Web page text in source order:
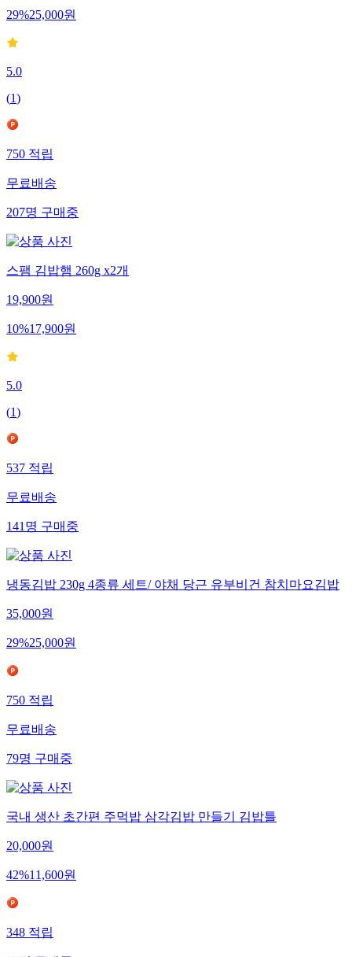
29%25,000원
5.0
(1)
750적립
무료배송
207명구매중
스팸 김밥햄 260g x2개
19,900원
10%17,900원
5.0
(1)
537적립
무료배송
141명구매중
냉동김밥 230g 4종류 세트/ 야채 당근 유부비건 참치마요김밥
35,000원
29%25,000원
750적립
무료배송
79명구매중
국내 생산 초간편 주먹밥 삼각김밥 만들기 김밥틀
20,000원
42%11,600원
348적립